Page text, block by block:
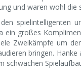
und waren wohl die
spielintelligenten
ein großes
Zweikämpfe um
bringen.
schwachen